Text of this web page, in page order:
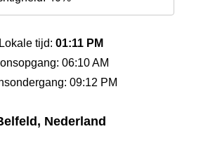
Lokale tijd: 01:11 PM
06:10 AM
09:12 PM
Nederland